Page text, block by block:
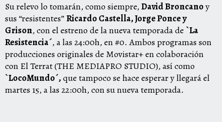
Su relevo lo tomarán, como siempre,David Broncanoy
sus “resistentes” Ricardo Castella, Jorge Ponce y
Grison, con el estreno de la nueva temporada de `La
Resistencia´, a las 24:00h, en #0. Ambos programas son
producciones originales de Movistar+ en colaboración
con El Terrat (THE MEDIAPRO STUDIO), así como
`LocoMundo´,que tampoco se hace esperar y llegará el
martes 15, a las 22:00h, con su nueva temporada.